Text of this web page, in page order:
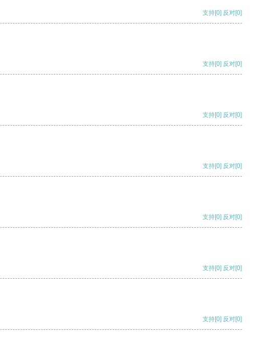
支持[0] 反对[0]
支持[0] 反对[0]
支持[0] 反对[0]
支持[0] 反对[0]
支持[0] 反对[0]
支持[0] 反对[0]
支持[0] 反对[0]